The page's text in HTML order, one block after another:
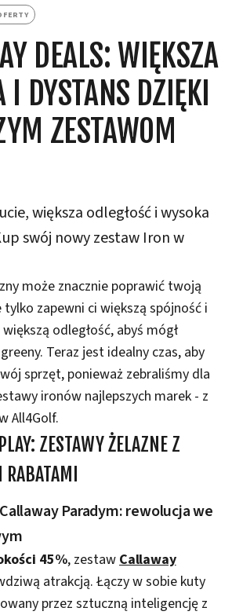
DEALS: WIĘKSZA
I DYSTANS DZIĘKI
ZESTAWOM
większa odległość i wysoka
swój nowy zestaw Iron w
może znacznie poprawić twoją
zapewni ci większą spójność i
odległość, abyś mógł
Teraz jest idealny czas, aby
sprzęt, ponieważ zebraliśmy dla
ironów najlepszych marek - z
All4Golf.
ZESTAWY ŻELAZNE Z
Paradym: rewolucja we
45%, zestawCallaway
atrakcją. Łączy w sobie kuty
przez sztuczną inteligencję z